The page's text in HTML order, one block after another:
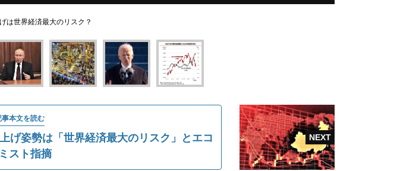
は世界経済最大のリスク？
事本文を読む
げ姿勢は「世界経済最大のリスク」とエコ
スト指摘